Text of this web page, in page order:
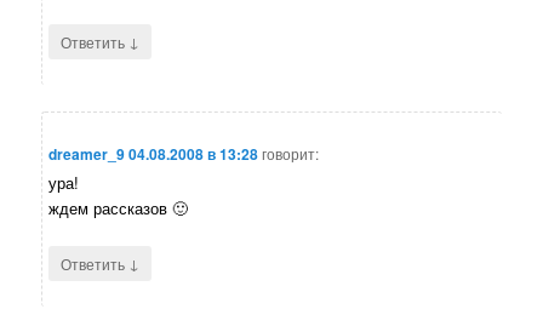
Ответить ↓
dreamer_904.08.2008 в 13:28говорит:
ура!
ждем рассказов 🙂
Ответить ↓